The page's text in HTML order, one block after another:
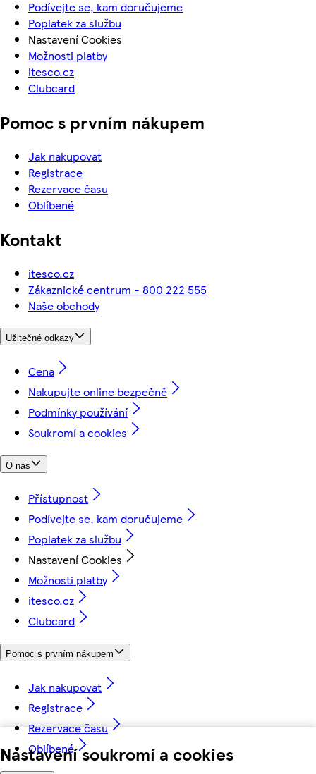
Nastavení soukromí a cookies
Podívejte se, kam doručujeme
Poplatek za službu
Nastavení Cookies
Možnosti platby
itesco.cz
Clubcard
Pomoc s prvním nákupem
Jak nakupovat
Registrace
Rezervace času
Oblíbené
Kontakt
itesco.cz
Zákaznické centrum - 800 222 555
Naše obchody
Užitečné odkazy
Cena
Nakupujte online bezpečně
Podmínky používání
Soukromí a cookies
O nás
Přístupnost
Podívejte se, kam doručujeme
Poplatek za službu
Nastavení Cookies
Možnosti platby
itesco.cz
Clubcard
Pomoc s prvním nákupem
Jak nakupovat
Registrace
Rezervace času
Oblíbené